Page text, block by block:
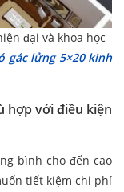
đại và khoa học
gác lửng 5×20 kinh
hợp với điều kiện
bình cho đến cao
tiết kiệm chi phí